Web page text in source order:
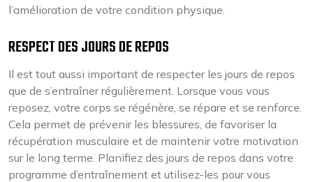
l’amélioration de votre condition physique.
RESPECT DES JOURS DE REPOS
Il est tout aussi important de respecter les jours de repos
que de s’entraîner régulièrement. Lorsque vous vous
reposez, votre corps se régénère, se répare et se renforce.
Cela permet de prévenir les blessures, de favoriser la
récupération musculaire et de maintenir votre motivation
sur le long terme. Planifiez des jours de repos dans votre
programme d’entraînement et utilisez-les pour vous